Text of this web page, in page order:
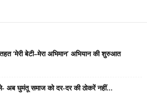
‘मेरी बेटी–मेरा अभिमान’ अभियान की शुरुआत
अब घुमंतू समाज को दर-दर की ठोकरें नहीं...